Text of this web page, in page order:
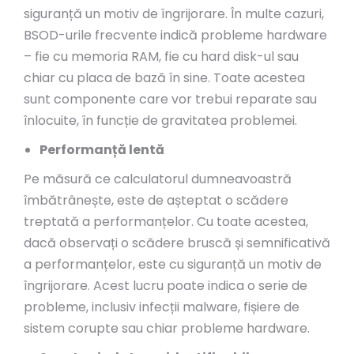
siguranță un motiv de îngrijorare. În multe cazuri,
BSOD-urile frecvente indică probleme hardware
– fie cu memoria RAM, fie cu hard disk-ul sau
chiar cu placa de bază în sine. Toate acestea
sunt componente care vor trebui reparate sau
înlocuite, în funcție de gravitatea problemei.
Performanță lentă
Pe măsură ce calculatorul dumneavoastră
îmbătrânește, este de așteptat o scădere
treptată a performanțelor. Cu toate acestea,
dacă observați o scădere bruscă și semnificativă
a performanțelor, este cu siguranță un motiv de
îngrijorare. Acest lucru poate indica o serie de
probleme, inclusiv infecții malware, fișiere de
sistem corupte sau chiar probleme hardware.